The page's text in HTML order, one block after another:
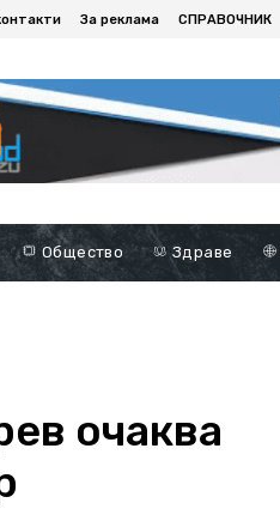
За реклама СПРАВОЧНИК
Общество Здраве
очаква